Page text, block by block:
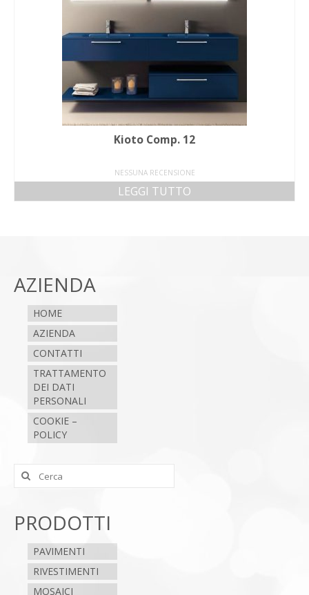
Kioto Comp. 12
NESSUNA RECENSIONE
LEGGI TUTTO
AZIENDA
HOME
AZIENDA
CONTATTI
TRATTAMENTO
DEI DATI
PERSONALI
COOKIE –
POLICY
Cerca:
PRODOTTI
PAVIMENTI
RIVESTIMENTI
MOSAICI